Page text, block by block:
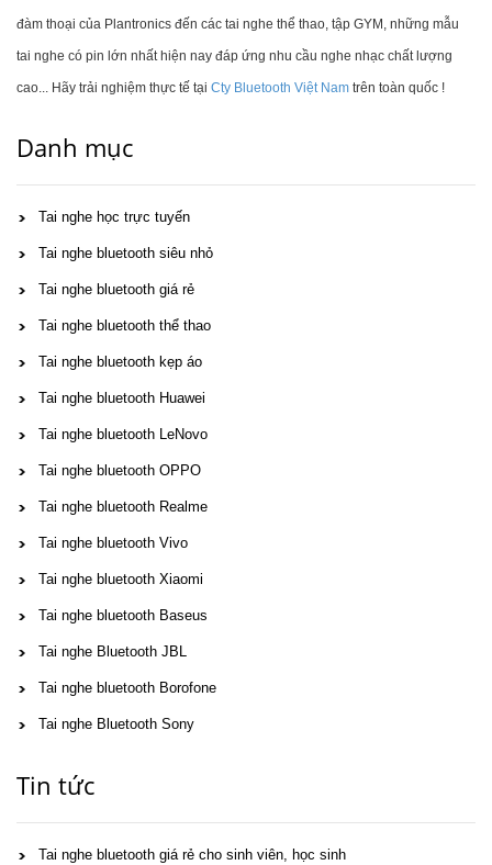
đàm thoại của Plantronics đến các tai nghe thể thao, tập GYM, những mẫu
tai nghe có pin lớn nhất hiện nay đáp ứng nhu cầu nghe nhạc chất lượng
cao... Hãy trải nghiệm thực tế tại Cty Bluetooth Việt Nam trên toàn quốc !
Danh mục
Tai nghe học trực tuyến
Tai nghe bluetooth siêu nhỏ
Tai nghe bluetooth giá rẻ
Tai nghe bluetooth thể thao
Tai nghe bluetooth kẹp áo
Tai nghe bluetooth Huawei
Tai nghe bluetooth LeNovo
Tai nghe bluetooth OPPO
Tai nghe bluetooth Realme
Tai nghe bluetooth Vivo
Tai nghe bluetooth Xiaomi
Tai nghe bluetooth Baseus
Tai nghe Bluetooth JBL
Tai nghe bluetooth Borofone
Tai nghe Bluetooth Sony
Tin tức
Tai nghe bluetooth giá rẻ cho sinh viên, học sinh